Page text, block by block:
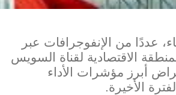
عددًا من الإنفوجرافات عبر
الاقتصادية لقناة السويس
أبرز مؤشرات الأداء
الأخيرة.